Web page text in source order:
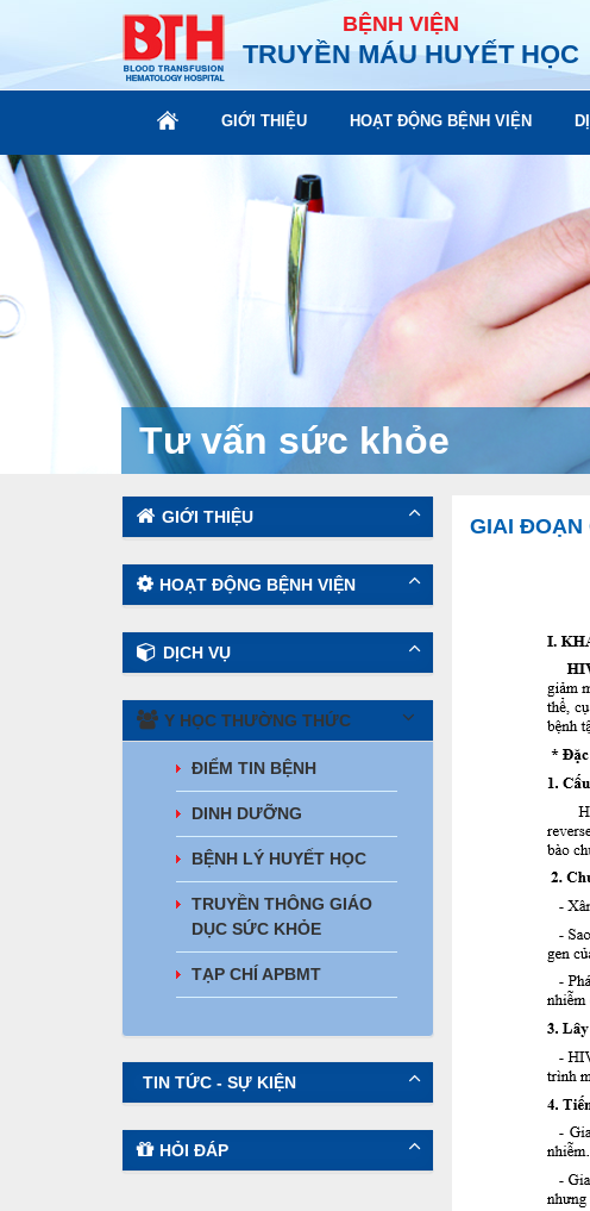
BỆNH VIỆN
TRUYỀN MÁU HUYẾT HỌC
GIỚI THIỆU HOẠT ĐỘNG BỆNH VIỆN
Tư vấn sức khỏe
GIỚI THIỆU
HOẠT ĐỘNG BỆNH VIỆN
DỊCH VỤ
Y HỌC THƯỜNG THỨC
ĐIỂM TIN BỆNH
DINH DƯỠNG
BỆNH LÝ HUYẾT HỌC
TRUYỀN THÔNG GIÁO
DỤC SỨC KHỎE
TẠP CHÍ APBMT
TIN TỨC - SỰ KIỆN
HỎI ĐÁP
GIAI ĐOẠN